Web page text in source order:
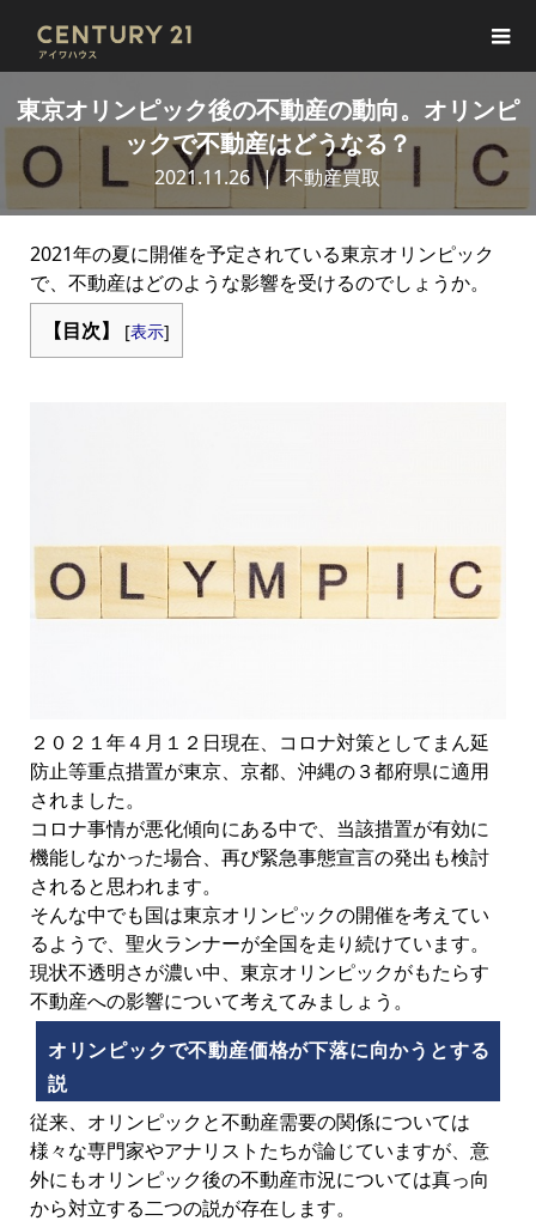
東京オリンピック後の不動産の動向。オリンピ
ックで不動産はどうなる？
2021.11.26 不動産買取
2021年の夏に開催を予定されている東京オリンピック
で、不動産はどのような影響を受けるのでしょうか。
【目次】
[表示]
２０２１年４月１２日現在、コロナ対策としてまん延
防止等重点措置が東京、京都、沖縄の３都府県に適用
されました。
コロナ事情が悪化傾向にある中で、当該措置が有効に
機能しなかった場合、再び緊急事態宣言の発出も検討
されると思われます。
そんな中でも国は東京オリンピックの開催を考えてい
るようで、聖火ランナーが全国を走り続けています。
現状不透明さが濃い中、東京オリンピックがもたらす
不動産への影響について考えてみましょう。
オリンピックで不動産価格が下落に向かうとする
説
従来、オリンピックと不動産需要の関係については
様々な専門家やアナリストたちが論じていますが、意
外にもオリンピック後の不動産市況については真っ向
から対立する二つの説が存在します。